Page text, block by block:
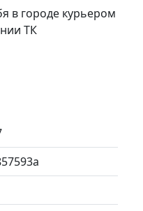
в городе курьером
ТК